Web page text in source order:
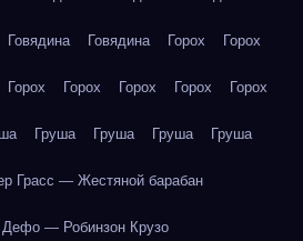
Говядина Говядина Горох Горох
Горох Горох Горох Горох Горох
Груша Груша Груша Груша
Грасс — Жестяной барабан
— Робинзон Крузо